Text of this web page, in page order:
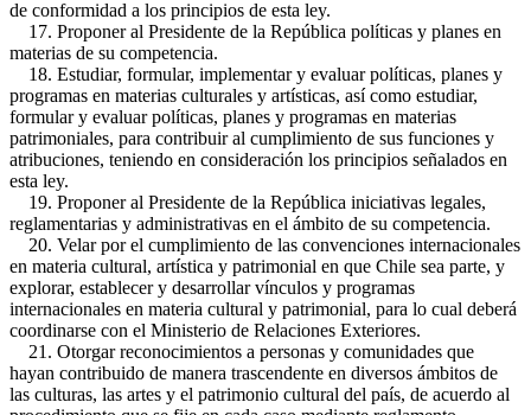
de conformidad a los principios de esta ley.
17. Proponer al Presidente de la República políticas y planes en
materias de su competencia.
18. Estudiar, formular, implementar y evaluar políticas, planes y
programas en materias culturales y artísticas, así como estudiar,
formular y evaluar políticas, planes y programas en materias
patrimoniales, para contribuir al cumplimiento de sus funciones y
atribuciones, teniendo en consideración los principios señalados en
esta ley.
19. Proponer al Presidente de la República iniciativas legales,
reglamentarias y administrativas en el ámbito de su competencia.
20. Velar por el cumplimiento de las convenciones internacionales
en materia cultural, artística y patrimonial en que Chile sea parte, y
explorar, establecer y desarrollar vínculos y programas
internacionales en materia cultural y patrimonial, para lo cual deberá
coordinarse con el Ministerio de Relaciones Exteriores.
21. Otorgar reconocimientos a personas y comunidades que
hayan contribuido de manera trascendente en diversos ámbitos de
las culturas, las artes y el patrimonio cultural del país, de acuerdo al